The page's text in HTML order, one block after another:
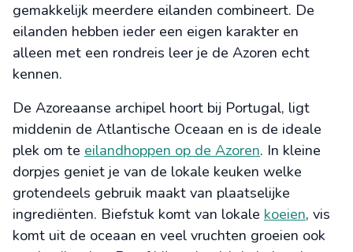
gemakkelijk meerdere eilanden combineert. De
eilanden hebben ieder een eigen karakter en
alleen met een rondreis leer je de Azoren echt
kennen.
De Azoreaanse archipel hoort bij Portugal, ligt
middenin de Atlantische Oceaan en is de ideale
plek om te eilandhoppen op de Azoren. In kleine
dorpjes geniet je van de lokale keuken welke
grotendeels gebruik maakt van plaatselijke
ingrediënten. Biefstuk komt van lokale koeien, vis
komt uit de oceaan en veel vruchten groeien ook